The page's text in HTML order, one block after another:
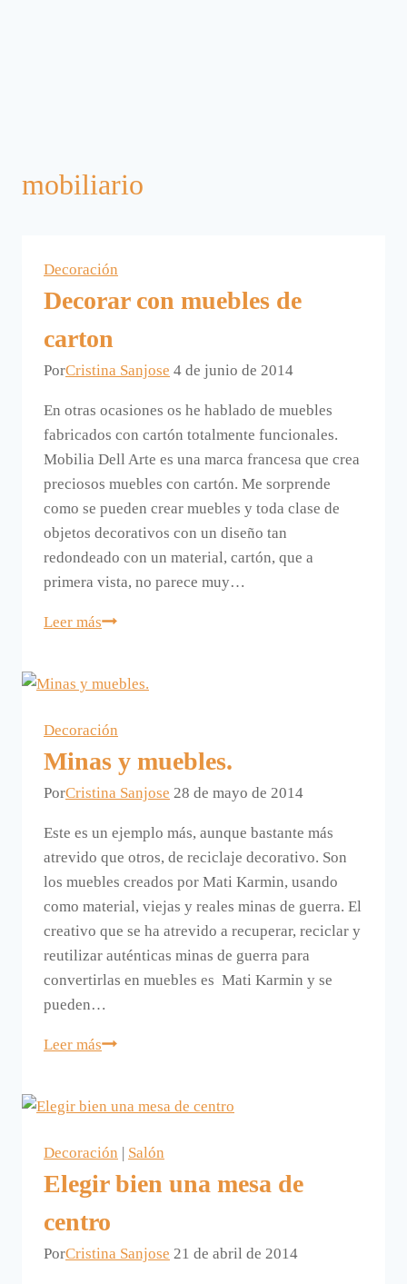
mobiliario
Decoración
Decorar con muebles de
carton
PorCristina Sanjose 4 de junio de 2014
En otras ocasiones os he hablado de muebles
fabricados con cartón totalmente funcionales.
Mobilia Dell Arte es una marca francesa que crea
preciosos muebles con cartón. Me sorprende
como se pueden crear muebles y toda clase de
objetos decorativos con un diseño tan
redondeado con un material, cartón, que a
primera vista, no parece muy…
Leer másDecorar
de
Decoración
Minas y muebles.
PorCristina Sanjose 28 de mayo de 2014
Este es un ejemplo más, aunque bastante más
atrevido que otros, de reciclaje decorativo. Son
los muebles creados por Mati Karmin, usando
como material, viejas y reales minas de guerra. El
creativo que se ha atrevido a recuperar, reciclar y
reutilizar auténticas minas de guerra para
convertirlas en muebles es Mati Karmin y se
pueden…
Leer másMinas
Decoración Salón
Elegir bien una mesa de
centro
PorCristina Sanjose 21 de abril de 2014